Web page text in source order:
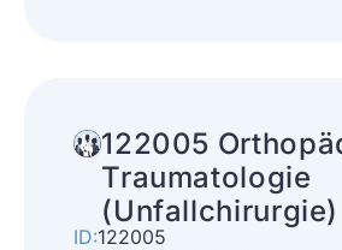
122005
Traumatologie
(Unfallchirurgie)
ID:122005